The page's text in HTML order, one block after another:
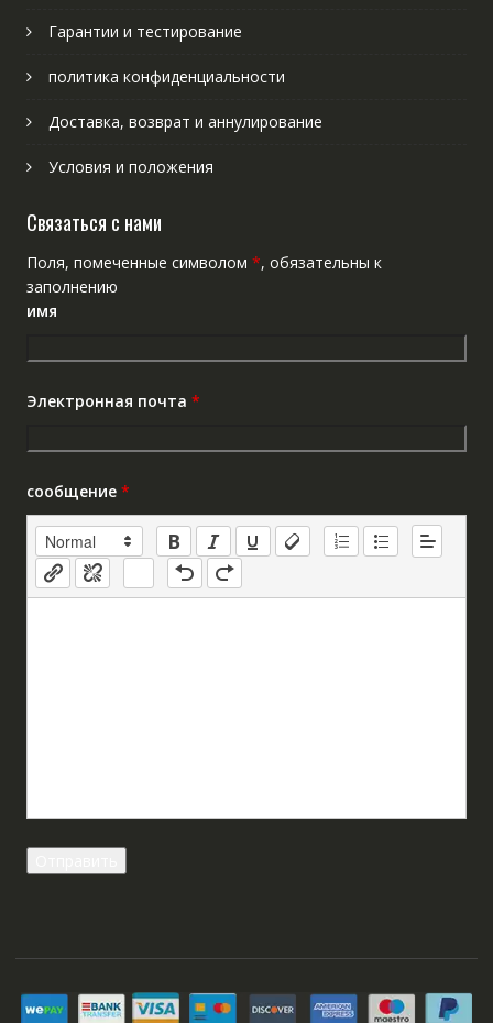
Гарантии и тестирование
политика конфиденциальности
Доставка, возврат и аннулирование
Условия и положения
Связаться с нами
Поля, помеченные символом *, обязательны к
заполнению
имя
Электронная почта *
сообщение *